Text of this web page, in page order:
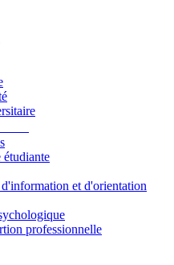
étudiante
et d'orientation
professionnelle